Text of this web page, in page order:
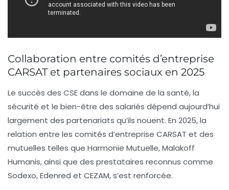
Collaboration entre comités d’entreprise
CARSAT et partenaires sociaux en 2025
Le succès des CSE dans le domaine de la santé, la
sécurité et le bien-être des salariés dépend aujourd’hui
largement des partenariats qu’ils nouent. En 2025, la
relation entre les comités d’entreprise CARSAT et des
mutuelles telles que Harmonie Mutuelle, Malakoff
Humanis, ainsi que des prestataires reconnus comme
Sodexo, Edenred et CEZAM, s’est renforcée.